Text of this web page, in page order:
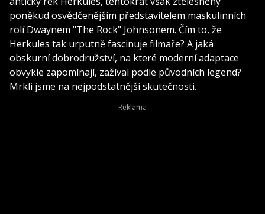
poněkud osvědčenějším představitelem maskulinních
rolí Dwaynem "The Rock" Johnsonem. Čím to, že
Herkules tak urputně fascinuje filmaře? A jaká
obskurní dobrodružství, na které moderní adaptace
obvykle zapomínají, zažíval podle původních legend?
Mrkli jsme na nejpodstatnější skutečnosti.